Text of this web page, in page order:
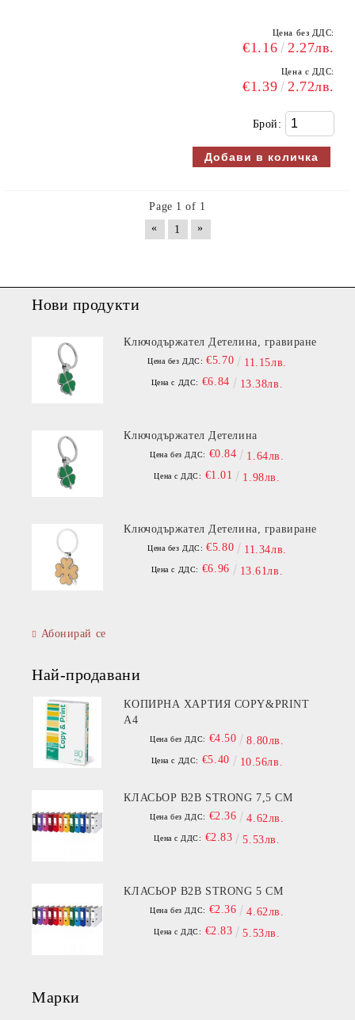
Цена без ДДС:
€1.16 2.27лв.
Цена с ДДС:
€1.39 2.72лв.
Брой:
Page 1 of 1
«
1 »
Нови продукти
Ключодържател Детелина, гравиране
Цена без ДДС: €5.70 11.15лв.
Цена с ДДС: €6.84 13.38лв.
Ключодържател Детелина
Цена без ДДС: €0.84 1.64лв.
Цена с ДДС: €1.01 1.98лв.
Ключодържател Детелина, гравиране
Цена без ДДС: €5.80 11.34лв.
Цена с ДДС: €6.96 13.61лв.
Абонирай се
Най-продавани
КОПИРНА ХАРТИЯ COPY&PRINT
A4
Цена без ДДС: €4.50 8.80лв.
Цена с ДДС: €5.40 10.56лв.
КЛАСЬОР B2B STRONG 7,5 СМ
Цена без ДДС: €2.36 4.62лв.
Цена с ДДС: €2.83 5.53лв.
КЛАСЬОР B2B STRONG 5 СМ
Цена без ДДС: €2.36 4.62лв.
Цена с ДДС: €2.83 5.53лв.
Марки